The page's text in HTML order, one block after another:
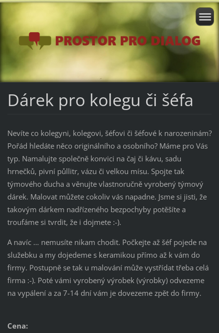
Dárek pro kolegu či šéfa
Nevíte co kolegyni, kolegovi, šéfovi či šéfové k narozeninám?
Pořád hledáte něco originálního a osobního? Máme pro Vás
typ. Namalujte společně konvici na čaj či kávu, sadu
hrnečků, pivní půllitr, vázu či velkou mísu. Spojte tak
týmového ducha a věnujte vlastnoručně vyrobený týmový
dárek. Malovat můžete cokoliv vás napadne. Jsme si jisti, že
takovým dárkem nadřízeného bezpochyby potěšíte a
troufáme si tvrdit, že i dojmete :-).
A navíc … nemusíte nikam chodit. Počkejte až šéf pojede na
služebku a my dojedeme s keramikou přímo až k vám do
firmy. Postupně se tak u malování může vystřídat třeba celá
firma :-). Poté vámi vyrobený výrobek (výrobky) odvezeme
na vypálení a za 7-14 dní vám je dovezeme zpět do firmy.
Cena: